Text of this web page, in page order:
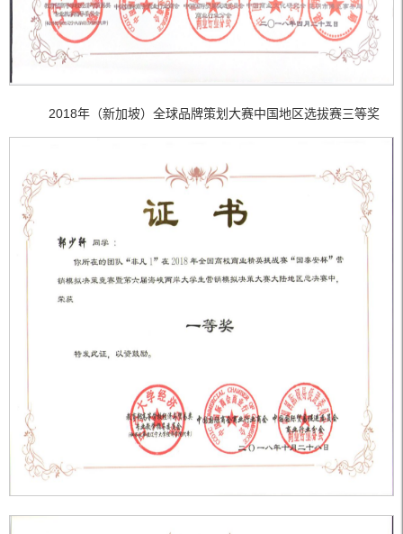
2018年（新加坡）全球品牌策划大赛中国地区选拔赛三等奖